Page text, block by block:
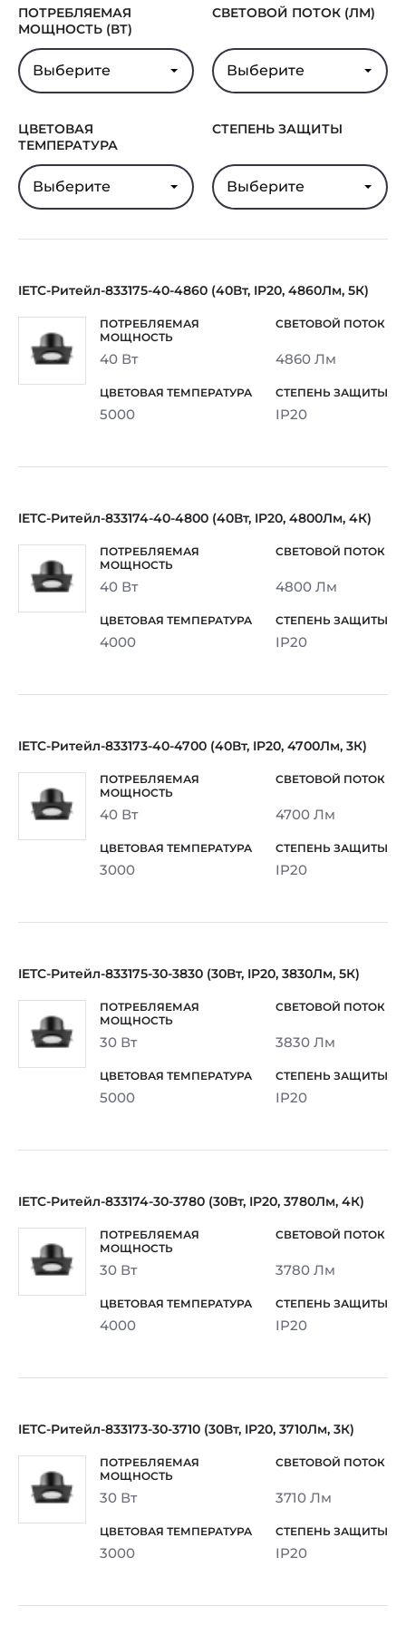
ПОТРЕБЛЯЕМАЯ
МОЩНОСТЬ (ВТ)
Выберите
СВЕТОВОЙ ПОТОК (ЛМ)
Выберите
ЦВЕТОВАЯ
ТЕМПЕРАТУРА
Выберите
СТЕПЕНЬ ЗАЩИТЫ
Выберите
IETC-Ритейл-833175-40-4860 (40Вт, IP20, 4860Лм, 5К)
40 Вт 4860 Лм
5000 IP20
IETC-Ритейл-833174-40-4800 (40Вт, IP20, 4800Лм, 4К)
40 Вт 4800 Лм
4000 IP20
IETC-Ритейл-833173-40-4700 (40Вт, IP20, 4700Лм, 3К)
40 Вт 4700 Лм
3000 IP20
IETC-Ритейл-833175-30-3830 (30Вт, IP20, 3830Лм, 5К)
30 Вт 3830 Лм
5000 IP20
IETC-Ритейл-833174-30-3780 (30Вт, IP20, 3780Лм, 4К)
30 Вт 3780 Лм
4000 IP20
IETC-Ритейл-833173-30-3710 (30Вт, IP20, 3710Лм, 3К)
30 Вт 3710 Лм
3000 IP20